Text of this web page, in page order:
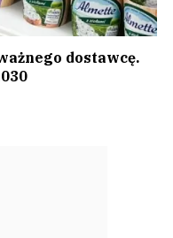
dostawcę.